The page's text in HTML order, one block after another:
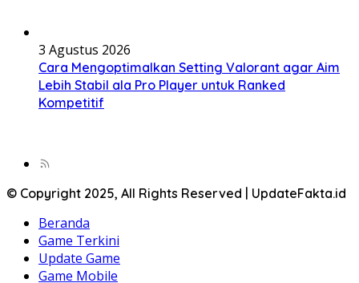
3 Agustus 2026
Cara Mengoptimalkan Setting Valorant agar Aim
Lebih Stabil ala Pro Player untuk Ranked
Kompetitif
© Copyright 2025, All Rights Reserved | UpdateFakta.id
Beranda
Game Terkini
Update Game
Game Mobile